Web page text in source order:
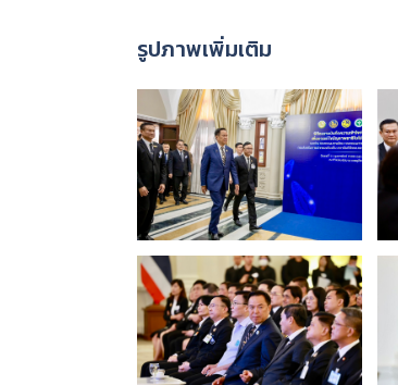
รูปภาพเพิ่มเติม